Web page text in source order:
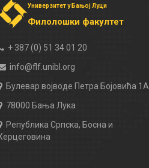
Универзитет у Бањој Луци
Филолошки факултет
+ 387 (0) 51 34 01 20
info@flf.unibl.org
Булевар војводе Петра Бојовића 1А
78000 Бања Лука
Република Српска, Босна и